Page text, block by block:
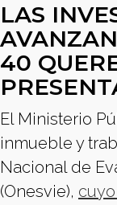
LAS
40
El Ministerio
inmueble y
Nacional de
(Onesvie),